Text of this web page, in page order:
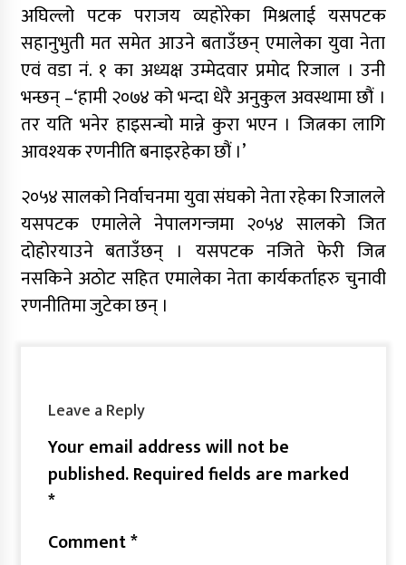
अघिल्लो पटक पराजय व्यहोरेका मिश्रलाई यसपटक
सहानुभुती मत समेत आउने बताउँछन् एमालेका युवा नेता
एवं वडा नं. १ का अध्यक्ष उम्मेदवार प्रमोद रिजाल । उनी
भन्छन् –‘हामी २०७४ को भन्दा धेरै अनुकुल अवस्थामा छौं ।
तर यति भनेर हाइसन्चो मान्ने कुरा भएन । जित्नका लागि
आवश्यक रणनीति बनाइरहेका छौं ।’
२०५४ सालको निर्वाचनमा युवा संघको नेता रहेका रिजालले
यसपटक एमालेले नेपालगन्जमा २०५४ सालको जित
दोहोरयाउने बताउँछन् । यसपटक नजिते फेरी जित्न
नसकिने अठोट सहित एमालेका नेता कार्यकर्ताहरु चुनावी
रणनीतिमा जुटेका छन् ।
Leave a Reply
Your email address will not be
published.Required fields are marked
*
Comment*